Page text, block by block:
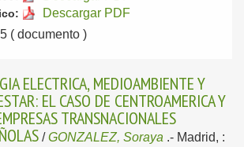
Descargar PDF
( documento )
ELECTRICA, MEDIOAMBIENTE Y
EL CASO DE CENTROAMERICA Y
TRANSNACIONALES
/GONZALEZ, Soraya .- Madrid, :